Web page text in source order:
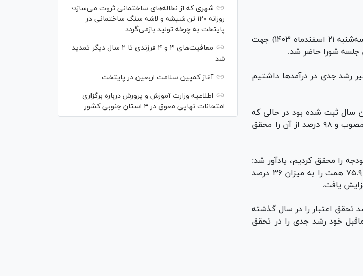
به گزارش شهر، علیرضا زاکانی شهردار تهران، صبح امروز (سه‌شنبه ۲۱ اسفندماه ۱۴۰۳) جهت
فعالیت در شهرداری سیر رشد جدی در درآمد‌ها داشتیم
را تحویل گرفتیم ۱۲ همت درآمد در آن سال ثبت شده بود در حالی که
۴۸ همت بودجه تصویب کرده بودند و ما اصلاحیه دادیم و ۳۷ همت بودجه مصوب و ۹۸ درصد از آن را محقق
در سال ۱۴۰۱ پایه بودجه ۵۰ همت بود، اما ۸۰.۳ همت بودجه را محقق کردیم، یادآور شد:
تحقق ۵۹ درصد بالای انتظار شورا را در آن سال داشتیم و در سال ۱۴۰۲ رقم ۷۵.۹ همت را به میزان ۳۶ درصد
با اعلام اینکه ۱۳۸ همت در سال بعد از آن محقق شد و ۱۹۸ درصد تحقق اعتبار را در سال گذشته
کرد: در سال ۱۴۰۲ نسبت به سال ماقبل خود رشد جدی را در تحقق
شهری که از نخاله‌های ساختمانی ثروت می‌سازد؛
روزانه ۱۲۰ تن شیشه و لاشه سنگ ساختمانی در
پایتخت به چرخه تولید بازمی‌گردد
معافیت‌های ۳ و ۴ فرزندی تا ۲ سال دیگر تمدید
شد
آغاز کمپین سلامت اربعین در پایتخت
اطلاعیه وزارت آموزش و پرورش درباره برگزاری
امتحانات نهایی معوق در ۴ استان جنوبی کشور